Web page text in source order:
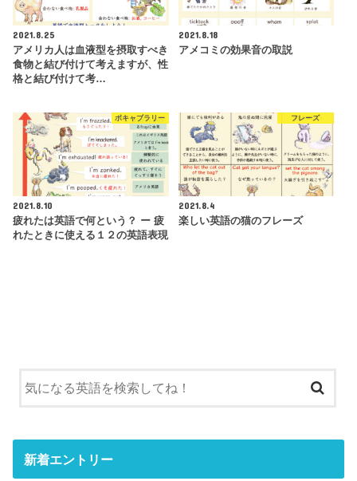
2021.8.25
アメリカ人は血液型を摂取すべき
食物と結び付けて考えますが、性
格と結び付けて考…
2021.8.18
アメコミの効果音の取説
ボキャブラリー
2021.8.10
疲れたは英語で何という？ ー 疲
れたときに使える１２の英語表現
フレーズ
2021.8.4
楽しい英語の猫のフレーズ
新着エントリー